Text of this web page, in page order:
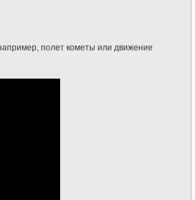
полет кометы или движение